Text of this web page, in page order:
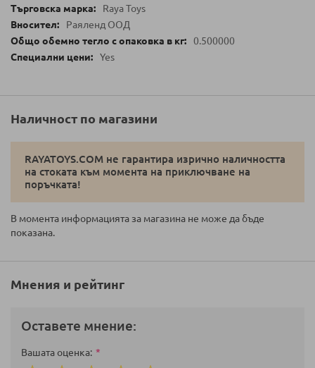
Raya Toys
Раяленд ООД
0.500000
Yes
Наличност по магазини
RAYATOYS.COM не гарантира изрично наличността
на стоката към момента на приключване на
поръчката!
В момента информацията за магазина не може да бъде
показана.
Мнения и рейтинг
Оставете мнение:
Вашата оценка